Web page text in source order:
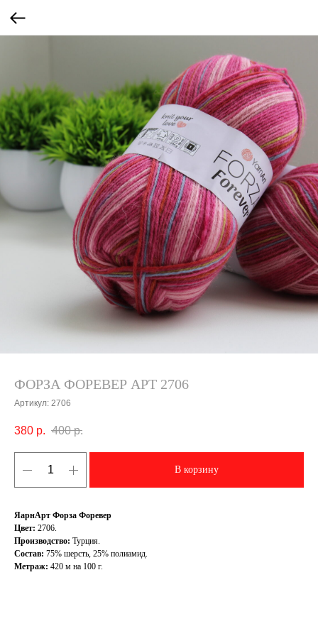
ФОРЗА ФОРЕВЕР АРТ 2706
Артикул: 2706
380 р. 400 р.
В корзину
ЯарнАрт Форза Форевер
Цвет: 2706.
Производство: Турция.
Состав: 75% шерсть, 25% полиамид.
Метраж: 420 м на 100 г.